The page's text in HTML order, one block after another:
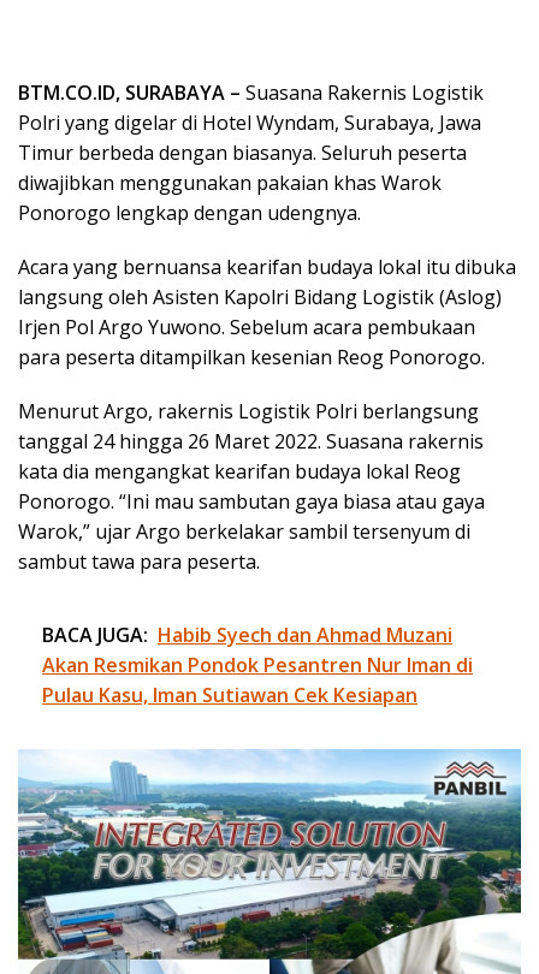
BTM.CO.ID, SURABAYA – Suasana Rakernis Logistik
Polri yang digelar di Hotel Wyndam, Surabaya, Jawa
Timur berbeda dengan biasanya. Seluruh peserta
diwajibkan menggunakan pakaian khas Warok
Ponorogo lengkap dengan udengnya.
Acara yang bernuansa kearifan budaya lokal itu dibuka
langsung oleh Asisten Kapolri Bidang Logistik (Aslog)
Irjen Pol Argo Yuwono. Sebelum acara pembukaan
para peserta ditampilkan kesenian Reog Ponorogo.
Menurut Argo, rakernis Logistik Polri berlangsung
tanggal 24 hingga 26 Maret 2022. Suasana rakernis
kata dia mengangkat kearifan budaya lokal Reog
Ponorogo. “Ini mau sambutan gaya biasa atau gaya
Warok,” ujar Argo berkelakar sambil tersenyum di
sambut tawa para peserta.
BACA JUGA: Habib Syech dan Ahmad Muzani
Akan Resmikan Pondok Pesantren Nur Iman di
Pulau Kasu, Iman Sutiawan Cek Kesiapan